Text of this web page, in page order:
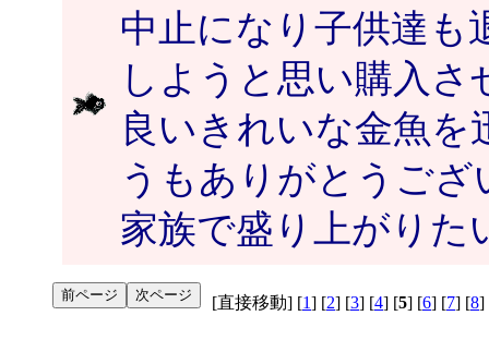
中止になり子供達も
しようと思い購入
良いきれいな金魚
うもありがとうござ
家族で盛り上がりた
[直接移動] [1] [2] [3] [4] [5] [6] [7] [8]